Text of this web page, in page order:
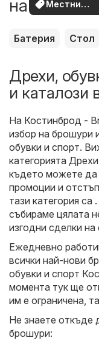
Местни
оферти
на по-
Батерия Стол
Дрехи,
и каталози
На Костинброд -
избор на брошури
обувки и спорт.
категорията
където можете да
промоции и
тази категория са
събираме цялата
изгодни сделки
Ежедневно
всички най-нови
обувки и спорт
момента тук ще
им е ограничена,
Не знаете откъде
брошури: